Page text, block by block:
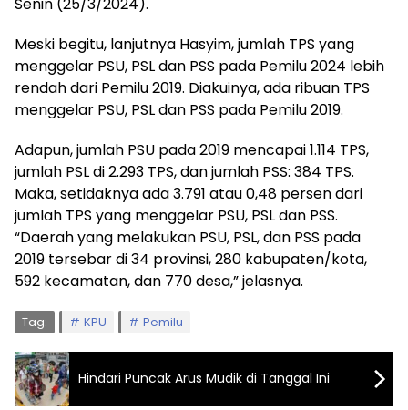
Meski begitu, lanjutnya Hasyim, jumlah TPS yang
menggelar PSU, PSL dan PSS pada Pemilu 2024 lebih
rendah dari Pemilu 2019. Diakuinya, ada ribuan TPS
menggelar PSU, PSL dan PSS pada Pemilu 2019.
Adapun, jumlah PSU pada 2019 mencapai 1.114 TPS,
jumlah PSL di 2.293 TPS, dan jumlah PSS: 384 TPS.
Maka, setidaknya ada 3.791 atau 0,48 persen dari
jumlah TPS yang menggelar PSU, PSL dan PSS.
“Daerah yang melakukan PSU, PSL, dan PSS pada
2019 tersebar di 34 provinsi, 280 kabupaten/kota,
592 kecamatan, dan 770 desa,” jelasnya.
Tag: KPU Pemilu
Hindari Puncak Arus Mudik di Tanggal Ini